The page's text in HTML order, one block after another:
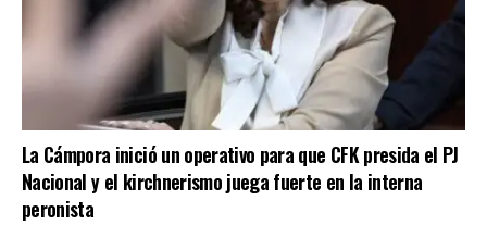
La Cámpora inició un operativo para que CFK presida el PJ
Nacional y el kirchnerismo juega fuerte en la interna
peronista